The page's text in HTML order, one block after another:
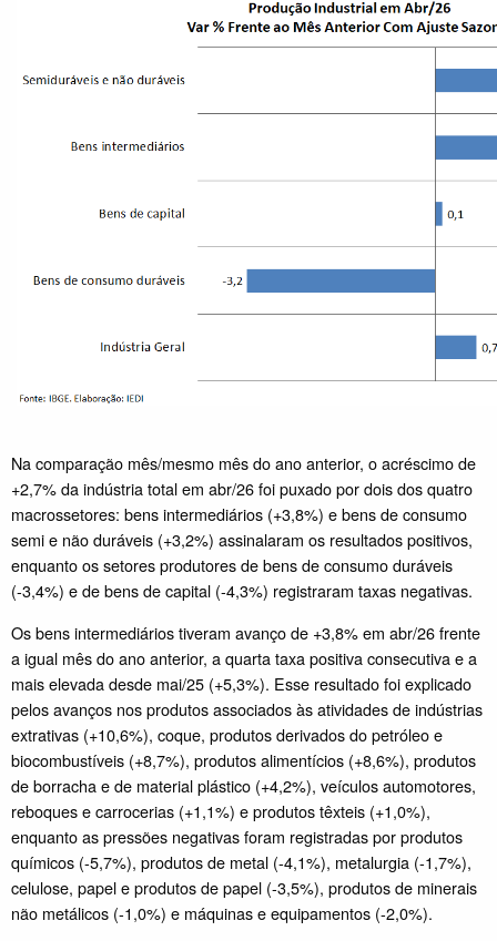
Na comparação mês/mesmo mês do ano anterior, o acréscimo de
+2,7% da indústria total em abr/26 foi puxado por dois dos quatro
macrossetores: bens intermediários (+3,8%) e bens de consumo
semi e não duráveis (+3,2%) assinalaram os resultados positivos,
enquanto os setores produtores de bens de consumo duráveis
(-3,4%) e de bens de capital (-4,3%) registraram taxas negativas.
Os bens intermediários tiveram avanço de +3,8% em abr/26 frente
a igual mês do ano anterior, a quarta taxa positiva consecutiva e a
mais elevada desde mai/25 (+5,3%). Esse resultado foi explicado
pelos avanços nos produtos associados às atividades de indústrias
extrativas (+10,6%), coque, produtos derivados do petróleo e
biocombustíveis (+8,7%), produtos alimentícios (+8,6%), produtos
de borracha e de material plástico (+4,2%), veículos automotores,
reboques e carrocerias (+1,1%) e produtos têxteis (+1,0%),
enquanto as pressões negativas foram registradas por produtos
químicos (-5,7%), produtos de metal (-4,1%), metalurgia (-1,7%),
celulose, papel e produtos de papel (-3,5%), produtos de minerais
não metálicos (-1,0%) e máquinas e equipamentos (-2,0%).